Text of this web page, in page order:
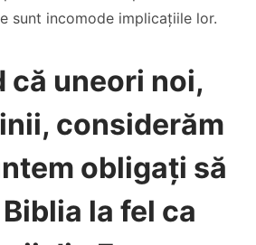
sunt incomode implicațiile lor.
că uneori noi,
considerăm
obligați să
la fel ca